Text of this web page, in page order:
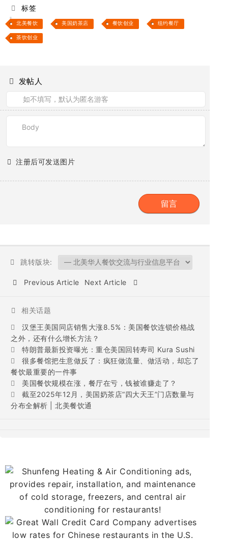
标签
北美餐饮 美国奶茶店 餐饮创业 纽约餐厅
茶饮创业
发帖人
注册后可发送图片
跳转版块:
Previous Article Next Article
相关话题
汉堡王美国同店销售大涨8.5%：美国餐饮连锁价格战
之外，还有什么增长方法？
特朗普最新投资曝光：重仓美国回转寿司 Kura Sushi
很多餐馆把生意做反了：疯狂做流量、做活动，却忘了
餐饮最重要的一件事
美国餐饮规模在涨，餐厅在亏，钱被谁赚走了？
截至2025年12月，美国奶茶店“四大天王”门店数量与
分布全解析 | 北美餐饮通